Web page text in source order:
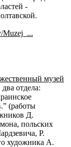
-
Muzej_...
музей
отдела:
(работы
Д.
польских
Р.
художника А.